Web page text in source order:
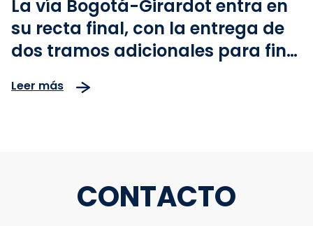
La vía Bogotá-Girardot entra en
su recta final, con la entrega de
dos tramos adicionales para fin
Leer más
CONTACTO